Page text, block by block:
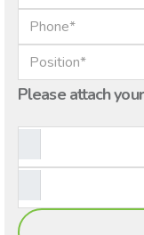
Please attach